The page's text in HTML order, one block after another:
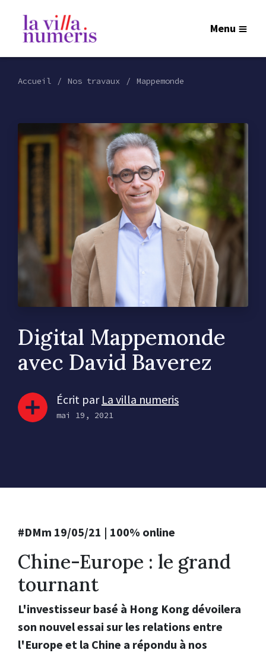
Menu
Accueil Nos travaux Mappemonde
Digital Mappemonde
avec David Baverez
Écrit par La villa numeris
mai 19, 2021
#DMm 19/05/21 | 100% online
Chine-Europe : le grand
tournant
L'investisseur basé à Hong Kong dévoilera
son nouvel essai sur les relations entre
l'Europe et la Chine a répondu à nos